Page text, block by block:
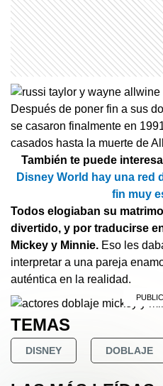
Después de poner fin a sus
se casaron finalmente en
casados hasta la muerte de
También te puede
Disney World hay una red
fin muy
Todos elogiaban su
divertido, y por traducirse
Mickey y Minnie. Eso les
interpretar a una pareja
auténtica en la realidad.
TEMAS
DISNEY DOBLAJE